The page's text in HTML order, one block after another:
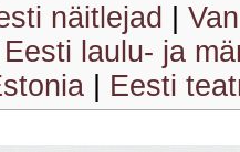
näitlejad
Eesti laulu- ja
Eesti